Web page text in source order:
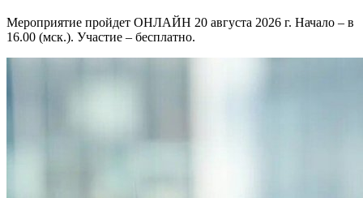
Мероприятие пройдет ОНЛАЙН 20 августа 2026 г. Начало – в
16.00 (мск.). Участие – бесплатно.